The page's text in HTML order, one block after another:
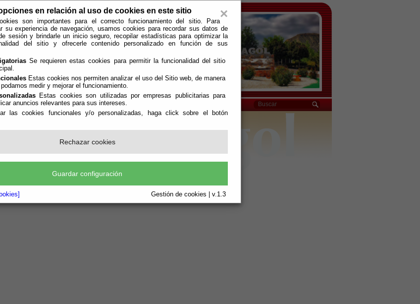
×
en relación al uso de cookies en este sitio
son importantes para el correcto funcionamiento del sitio. Para
su experiencia de navegación, usamos cookies para recordar sus datos de
sesión y brindarle un inicio seguro, recopilar estadísticas para optimizar la
del sitio y ofrecerle contenido personalizado en función de sus
Se requieren estas cookies para permitir la funcionalidad del sitio
Estas cookies nos permiten analizar el uso del Sitio web, de manera
medir y mejorar el funcionamiento.
Estas cookies son utilizadas por empresas publicitarias para
anuncios relevantes para sus intereses.
las cookies funcionales y/o personalizadas, haga click sobre el botón
Rechazar cookies
Guardar configuración
Gestión de cookies | v.1.3
aquí: